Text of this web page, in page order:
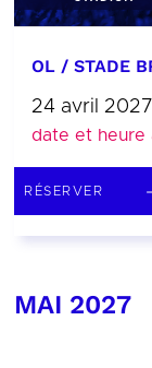
OL / STADE
24 avril 2027
date et heure
RÉSERVER
MAI 2027